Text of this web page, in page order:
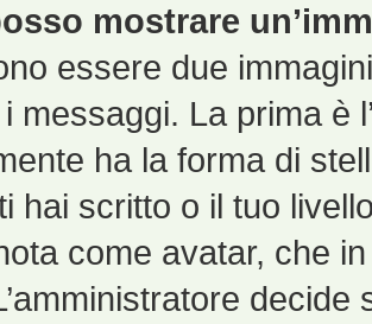
mostrare
essere due
messaggi. La prima è
ha la forma di
hai scritto o il tuo
come avatar, che